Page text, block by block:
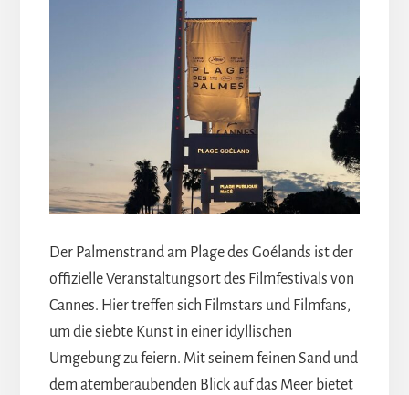
Der Palmenstrand am Plage des Goélands ist der
offizielle Veranstaltungsort des Filmfestivals von
Cannes. Hier treffen sich Filmstars und Filmfans,
um die siebte Kunst in einer idyllischen
Umgebung zu feiern. Mit seinem feinen Sand und
dem atemberaubenden Blick auf das Meer bietet